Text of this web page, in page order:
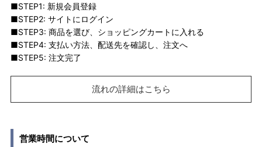
■STEP1: 新規会員登録
■STEP2: サイトにログイン
■STEP3: 商品を選び、ショッピングカートに入れる
■STEP4: 支払い方法、配送先を確認し、注文へ
■STEP5: 注文完了
流れの詳細はこちら
営業時間について